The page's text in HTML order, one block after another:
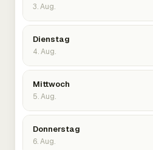
3. Aug.
Dienstag
4. Aug.
Mittwoch
5. Aug.
Donnerstag
6. Aug.